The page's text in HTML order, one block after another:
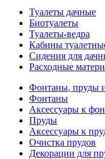
Туалеты дачные
Биотуалеты
Туалеты-ведра
Кабины
Сидения для
Расходные
Фонтаны, пруды
Фонтаны
Аксессуары к
Пруды
Аксессуары к
Очистка прудов
Декорации для